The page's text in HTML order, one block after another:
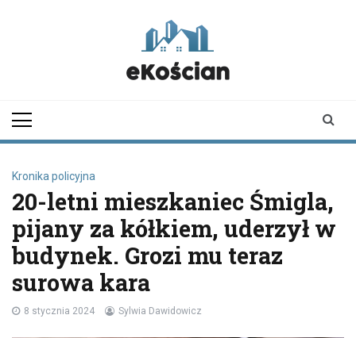
Kronika policyjna
20-letni mieszkaniec Śmigla,
pijany za kółkiem, uderzył w
budynek. Grozi mu teraz
surowa kara
8 stycznia 2024 Sylwia Dawidowicz